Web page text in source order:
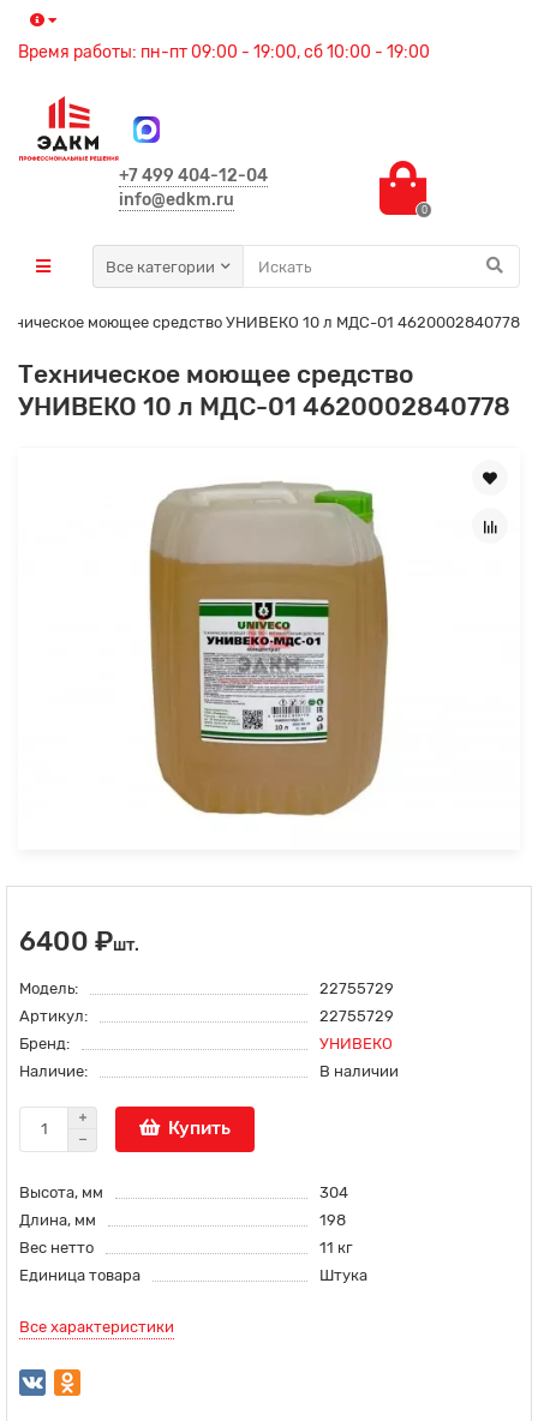
Время работы: пн-пт 09:00 - 19:00, сб 10:00 - 19:00
+7 499 404-12-04
info@edkm.ru
0
Все категории
моющее средство УНИВЕКО 10 л МДС-01 4620002840778
Техническое моющее средство
УНИВЕКО 10 л МДС-01 4620002840778
6400 ₽шт.
Модель:
22755729
Артикул:
22755729
Бренд:
УНИВЕКО
Наличие:
В наличии
Купить
Высота, мм
304
Длина, мм
198
Вес нетто
11 кг
Единица товара
Штука
Все характеристики